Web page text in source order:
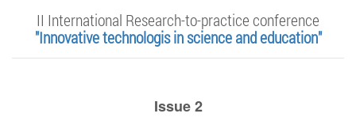
II International Research-to-practice conference
"Innovative technologis in science and education"
Issue 2